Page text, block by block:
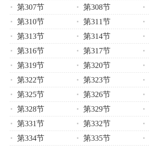
第307节
第308节
第310节
第311节
第313节
第314节
第316节
第317节
第319节
第320节
第322节
第323节
第325节
第326节
第328节
第329节
第331节
第332节
第334节
第335节